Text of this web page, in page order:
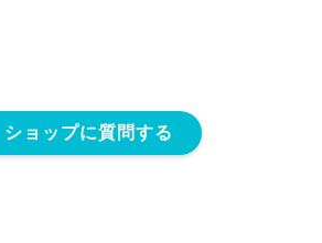
ショップに質問する